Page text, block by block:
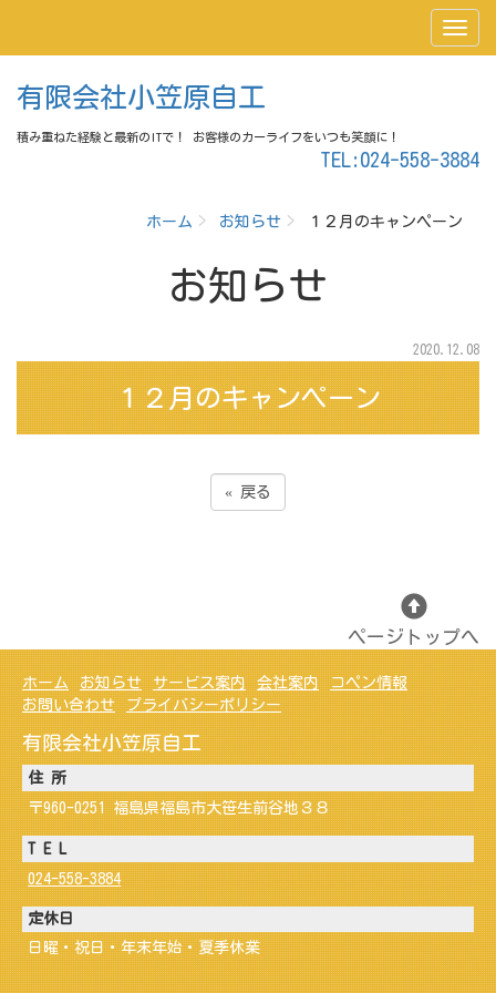
有限会社小笠原自工
積み重ねた経験と最新のITで！ お客様のカーライフをいつも笑顔に！
TEL:024-558-3884
ホーム お知らせ １２月のキャンペーン
お知らせ
2020.12.08
１２月のキャンペーン
« 戻る
ページトップへ
ホーム お知らせ サービス案内 会社案内
コペン情報
お問い合わせ
プライバシーポリシー
有限会社小笠原自工
住 所
〒960-0251 福島県福島市大笹生前谷地３８
T E L
024-558-3884
定休日
日曜・祝日・年末年始・夏季休業